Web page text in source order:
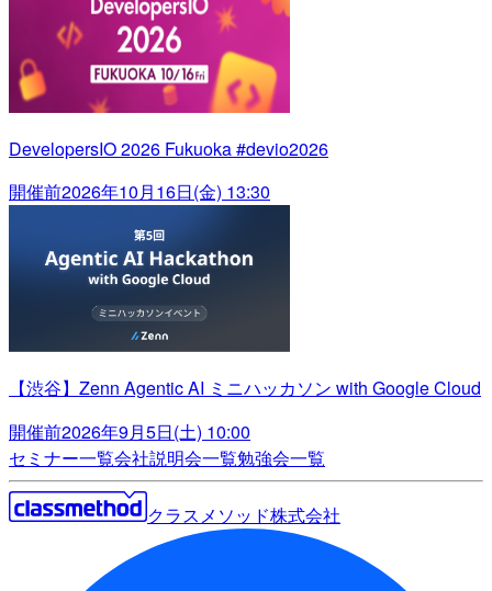
DevelopersIO 2026 Fukuoka #devio2026
開催前2026年10月16日(金) 13:30
【渋谷】Zenn Agentic AI ミニハッカソン with Google Cloud
開催前2026年9月5日(土) 10:00
セミナー一覧会社説明会一覧勉強会一覧
クラスメソッド株式会社